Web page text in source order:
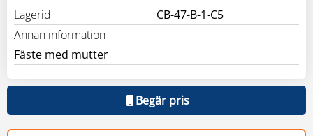
Lagerid
CB-47-B-1-C5
Annan information
Fäste med mutter
Begär pris